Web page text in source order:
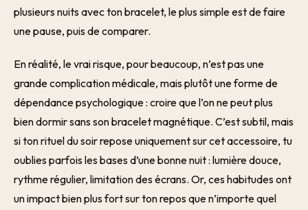
plusieurs nuits avec ton bracelet, le plus simple est de faire
une pause, puis de comparer.
En réalité, le vrai risque, pour beaucoup, n’est pas une
grande complication médicale, mais plutôt une forme de
dépendance psychologique : croire que l’on ne peut plus
bien dormir sans son bracelet magnétique. C’est subtil, mais
si ton rituel du soir repose uniquement sur cet accessoire, tu
oublies parfois les bases d’une bonne nuit : lumière douce,
rythme régulier, limitation des écrans. Or, ces habitudes ont
un impact bien plus fort sur ton repos que n’importe quel